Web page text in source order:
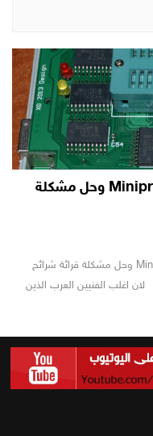
أخر تحديث لدائرة شحن البايوس Minipro وحل مشكلة
أخر تحديث لدائرة شحن البايوس Minipro TL866CS وحل مشكلة قرائة شرائح
اغلب الفنيين العرب الذين